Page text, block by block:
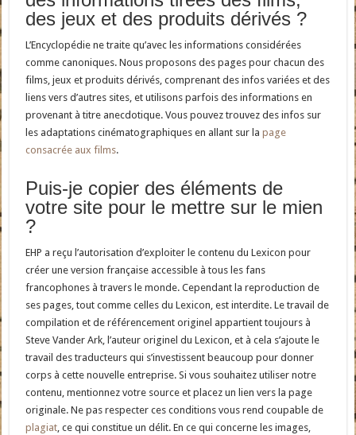
des jeux et des produits dérivés ?
L’Encyclopédie ne traite qu’avec les informations considérées
comme canoniques. Nous proposons des pages pour chacun des
films, jeux et produits dérivés, comprenant des infos variées et des
liens vers d’autres sites, et utilisons parfois des informations en
provenant à titre anecdotique. Vous pouvez trouvez des infos sur
les adaptations cinématographiques en allant sur lapage
consacrée aux films.
Puis-je copier des éléments de
votre site pour le mettre sur le mien
?
EHP a reçu l’autorisation d’exploiter le contenu du Lexicon pour
créer une version française accessible à tous les fans
francophones à travers le monde. Cependant la reproduction de
ses pages, tout comme celles du Lexicon, est interdite. Le travail de
compilation et de référencement originel appartient toujours à
Steve Vander Ark, l’auteur originel du Lexicon, et à cela s’ajoute le
travail des traducteurs qui s’investissent beaucoup pour donner
corps à cette nouvelle entreprise. Si vous souhaitez utiliser notre
contenu, mentionnez votre source et placez un lien vers la page
originale. Ne pas respecter ces conditions vous rend coupable de
plagiat, ce qui constitue un délit. En ce qui concerne les images,